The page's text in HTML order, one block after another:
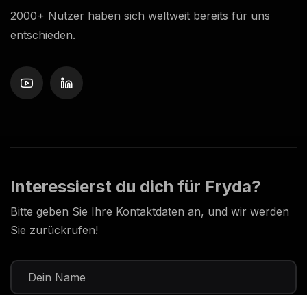
2000+ Nutzer haben sich weltweit bereits für uns
entschieden.
Interessierst du dich für Fryda?
Bitte geben Sie Ihre Kontaktdaten an, und wir werden
Sie zurückrufen!